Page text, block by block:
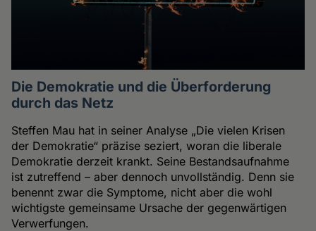
Die Demokratie und die Überforderung
durch das Netz
Steffen Mau hat in seiner Analyse „Die vielen Krisen
der Demokratie“ präzise seziert, woran die liberale
Demokratie derzeit krankt. Seine Bestandsaufnahme
ist zutreffend – aber dennoch unvollständig. Denn sie
benennt zwar die Symptome, nicht aber die wohl
wichtigste gemeinsame Ursache der gegenwärtigen
Verwerfungen.